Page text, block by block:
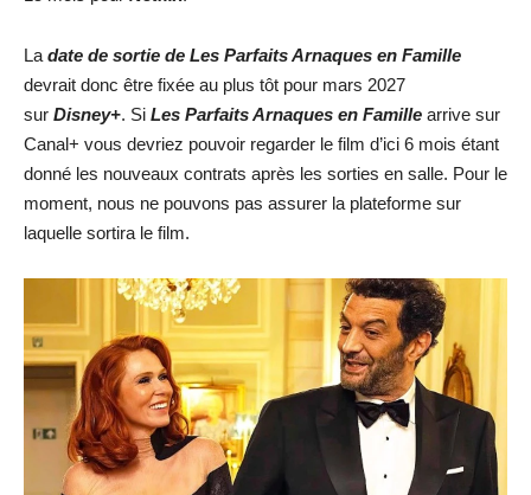
La date de sortie de Les Parfaits Arnaques en Famille
devrait donc être fixée au plus tôt pour mars 2027
sur Disney+. Si Les Parfaits Arnaques en Famille arrive sur
Canal+ vous devriez pouvoir regarder le film d’ici 6 mois étant
donné les nouveaux contrats après les sorties en salle. Pour le
moment, nous ne pouvons pas assurer la plateforme sur
laquelle sortira le film.